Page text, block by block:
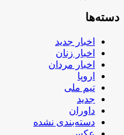
دسته‌ها
اخبار جدید
اخبار زنان
اخبار مردان
اروپا
تیم ملی
جدید
داوران
دسته‌بندی نشده